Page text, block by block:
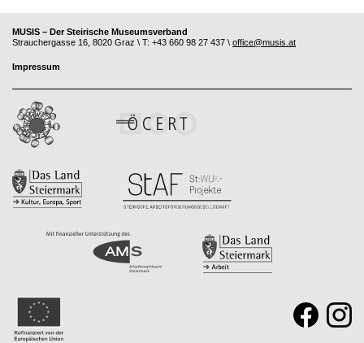
MUSIS – Der Steirische Museumsverband
Strauchergasse 16, 8020 Graz \ T: +43 660 98 27 437 \ office@musis.at
Impressum